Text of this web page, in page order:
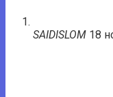
SAIDISLOM 18